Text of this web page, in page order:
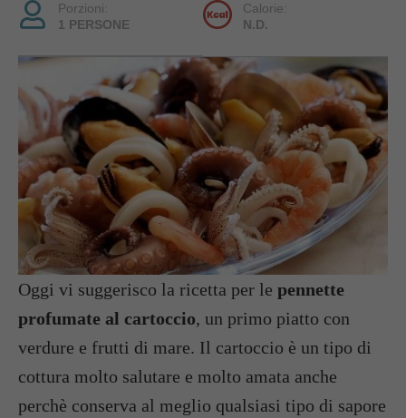
Porzioni:
1 PERSONE
Calorie:
N.D.
Oggi vi suggerisco la ricetta per le pennette
profumate al cartoccio, un primo piatto con
verdure e frutti di mare. Il cartoccio è un tipo di
cottura molto salutare e molto amata anche
perchè conserva al meglio qualsiasi tipo di sapore